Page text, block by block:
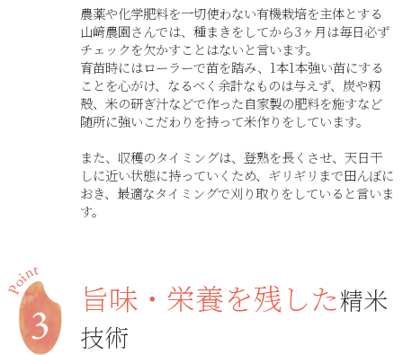
農薬や化学肥料を一切使わない有機栽培を主体とする
山﨑農園さんでは、種まきをしてから3ヶ月は毎日必ず
チェックを欠かすことはないと言います。
育苗時にはローラーで苗を踏み、1本1本強い苗にする
ことを心がけ、なるべく余計なものは与えず、炭や籾
殻、米の研ぎ汁などで作った自家製の肥料を施すなど
随所に強いこだわりを持って米作りをしています。
また、収穫のタイミングは、登熟を長くさせ、天日干
しに近い状態に持っていくため、ギリギリまで田んぼに
おき、最適なタイミングで刈り取りをしていると言いま
す。
旨味・栄養を残した精米
技術